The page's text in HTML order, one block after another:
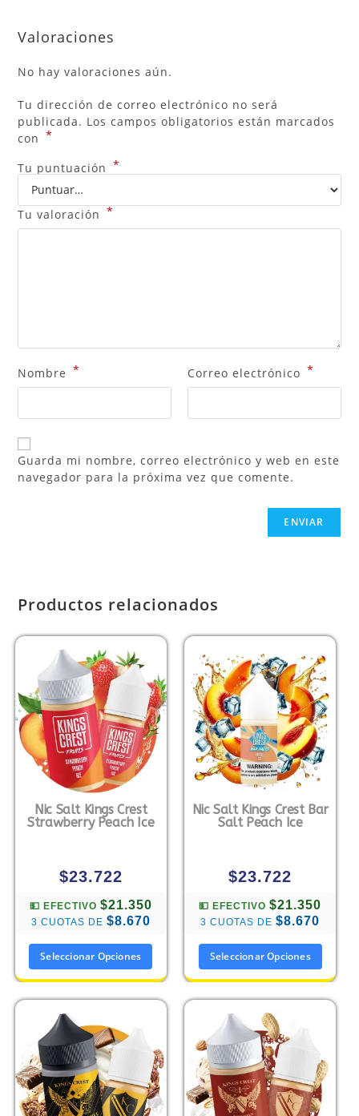
Valoraciones
No hay valoraciones aún.
Tu dirección de correo electrónico no será
publicada. Los campos obligatorios están marcados
con *
Tu puntuación *
Tu valoración *
Nombre * Correo electrónico *
Guarda mi nombre, correo electrónico y web en este
navegador para la próxima vez que comente.
Productos relacionados
Nic Salt Kings Crest
Strawberry Peach Ice
$23.722
💵 EFECTIVO $21.350
3 CUOTAS DE $8.670
Seleccionar Opciones
Nic Salt Kings Crest Bar
Salt Peach Ice
$23.722
💵 EFECTIVO$21.350
3 CUOTAS DE$8.670
Seleccionar Opciones